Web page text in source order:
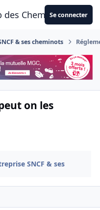
des CheminotsSe connecter
& ses cheminots
on les
SNCF & ses